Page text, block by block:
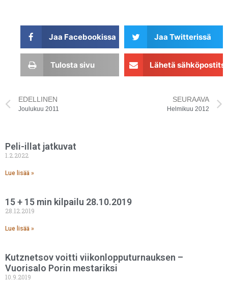
Jaa Facebookissa Jaa Twitterissä
Tulosta sivu Lähetä
EDELLINEN
Joulukuu 2011
SEURAAVA
Helmikuu 2012
Peli-illat jatkuvat
1.2.2022
Lue lisää »
15 + 15 min kilpailu 28.10.2019
28.12.2019
Lue lisää »
Kutznetsov voitti viikonlopputurnauksen –
Vuorisalo Porin mestariksi
10.9.2019